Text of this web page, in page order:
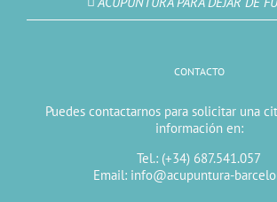
CONTACTO
Puedes contactarnos para solicitar una
información en:
Tel.: (+34) 687.541.057
Email: info@acupuntura-